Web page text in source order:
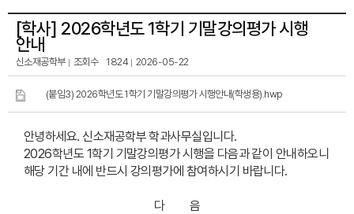
[학사] 2026학년도 1학기 기말강의평가 시행
안내
신소재공학부 조회수 1824 2026-05-22
(붙임3) 2026학년도 1학기 기말강의평가 시행안내(학생용).hwp
안녕하세요. 신소재공학부 학과사무실입니다.
2026학년도 1학기 기말강의평가 시행을 다음과 같이 안내하오니
해당 기간 내에 반드시 강의평가에 참여하시기 바랍니다.
다 음